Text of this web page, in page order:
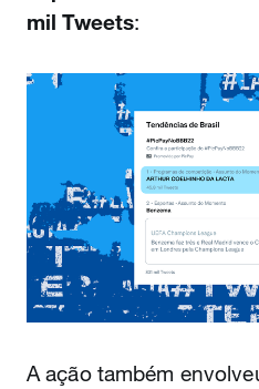
mil Tweets:
A ação também